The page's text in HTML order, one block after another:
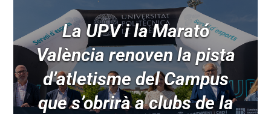
La UPV i la Marató
València renoven la pista
d’atletisme del Campus
que s’obrirà a clubs de la